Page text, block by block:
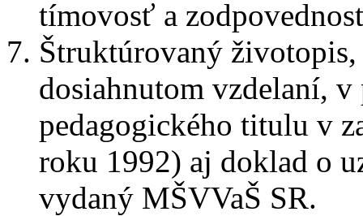
tímovosť a
Štruktúrovaný
dosiahnutom vzdelaní,
pedagogického titulu v
roku 1992) aj doklad o
vydaný MŠVVaŠ SR.